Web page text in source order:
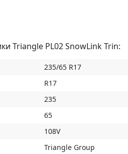
Triangle PL02 SnowLink Trin:
235/65 R17
R17
235
65
108V
Triangle Group